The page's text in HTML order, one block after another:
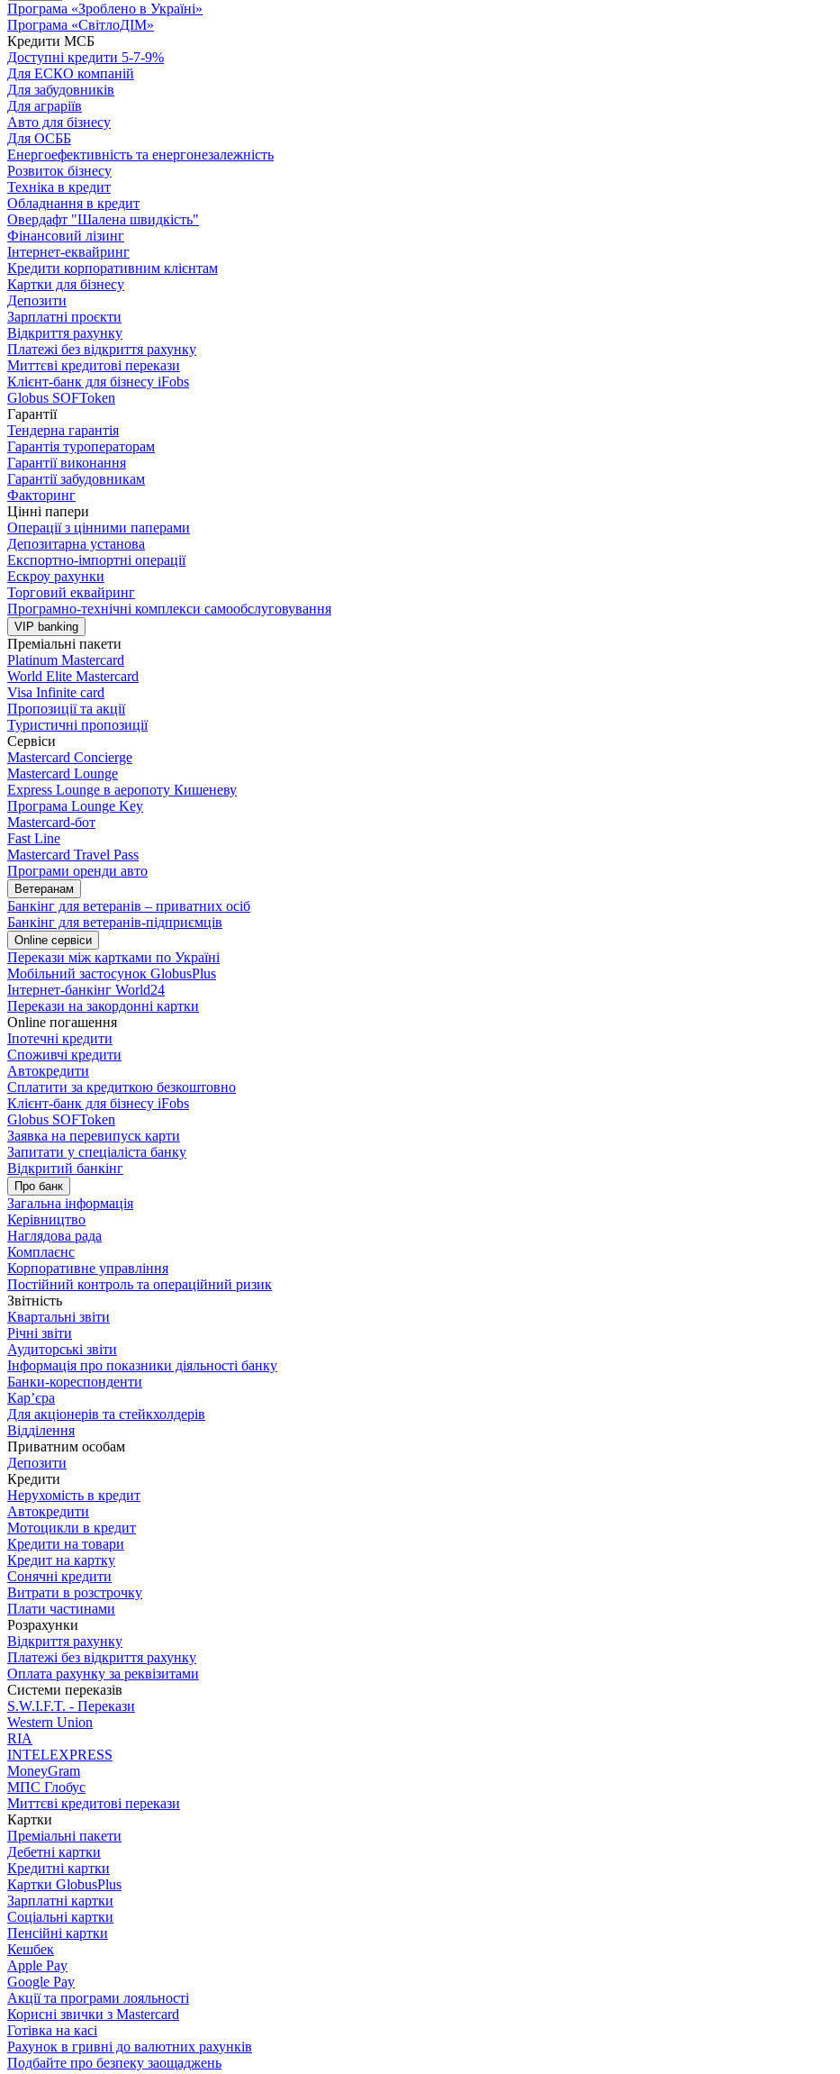
Програма «Зроблено в Україні»
Програма «СвітлоДІМ»
Кредити МСБ
Доступні кредити 5-7-9%
Для ЕСКО компаній
Для забудовників
Для аграріїв
Авто для бізнесу
Для ОСББ
Енергоефективність та енергонезалежність
Розвиток бізнесу
Техніка в кредит
Обладнання в кредит
Овердафт "Шалена швидкість"
Фінансовий лізинг
Інтернет-еквайринг
Кредити корпоративним клієнтам
Картки для бізнесу
Депозити
Зарплатні проєкти
Відкриття рахунку
Платежі без відкриття рахунку
Миттєві кредитові перекази
Клієнт-банк для бізнесу iFobs
Globus SOFToken
Гарантії
Тендерна гарантія
Гарантія туроператорам
Гарантії виконання
Гарантії забудовникам
Факторинг
Цінні папери
Операції з цінними паперами
Депозитарна установа
Експортно-імпортні операції
Ескроу рахунки
Торговий еквайринг
Програмно-технічні комплекси самообслуговування
VIP banking
Преміальні пакети
Platinum Mastercard
World Elite Mastercard
Visa Infinite card
Пропозиції та акції
Туристичні пропозиції
Сервіси
Mastercard Concierge
Masterсard Lounge
Express Lounge в аеропоту Кишеневу
Програма Lounge Key
Masterсard-бот
Fast Line
Mastercard Travel Pass
Програми оренди авто
Ветеранам
Банкінг для ветеранів – приватних осіб
Банкінг для ветеранів-підприємців
Online сервіси
Перекази між картками по Україні
Мобільний застосунок GlobusPlus
Інтернет-банкінг World24
Перекази на закордонні картки
Online погашення
Іпотечні кредити
Споживчі кредити
Автокредити
Сплатити за кредиткою безкоштовно
Клієнт-банк для бізнесу iFobs
Globus SOFToken
Заявка на перевипуск карти
Запитати у спеціаліста банку
Відкритий банкінг
Про банк
Загальна інформація
Керівництво
Наглядова рада
Комплаєнс
Корпоративне управління
Постійний контроль та операційний ризик
Звітність
Квартальні звіти
Річні звіти
Аудиторські звіти
Інформація про показники діяльності банку
Банки-кореспонденти
Кар’єра
Для акціонерів та стейкхолдерів
Відділення
Приватним особам
Депозити
Кредити
Нерухомість в кредит
Автокредити
Мотоцикли в кредит
Кредити на товари
Кредит на картку
Сонячні кредити
Витрати в розстрочку
Плати частинами
Розрахунки
Відкриття рахунку
Платежі без відкриття рахунку
Оплата рахунку за реквізитами
Системи переказів
S.W.I.F.T. - Перекази
Western Union
RIA
INTELEXPRESS
MoneyGram
МПС Глобус
Миттєві кредитові перекази
Картки
Преміальні пакети
Дебетні картки
Кредитні картки
Картки GlobusPlus
Зарплатні картки
Соціальні картки
Пенсійні картки
Кешбек
Apple Pay
Google Pay
Акції та програми лояльності
Корисні звички з Mastercard
Готівка на касі
Рахунок в гривні до валютних рахунків
Подбайте про безпеку заощаджень